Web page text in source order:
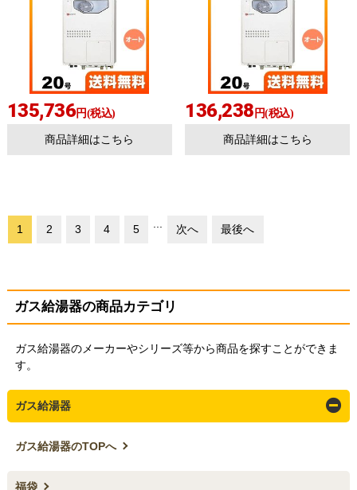
135,736円(税込)
商品詳細はこちら
136,238 円(税込)
商品詳細はこちら
1 2 3 4 5 次へ 最後へ
ガス給湯器の商品カテゴリ
ガス給湯器のメーカーやシリーズ等から商品を探すことができま
す。
ガス給湯器
ガス給湯器のTOPへ
福袋